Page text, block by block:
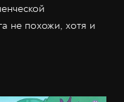
не похожи, хотя и